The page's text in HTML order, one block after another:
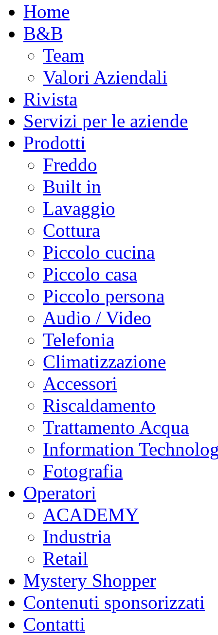
Home
B&B
Team
Valori Aziendali
Rivista
Servizi per le aziende
Prodotti
Freddo
Built in
Lavaggio
Cottura
Piccolo cucina
Piccolo casa
Piccolo persona
Audio / Video
Telefonia
Climatizzazione
Accessori
Riscaldamento
Trattamento Acqua
Information
Fotografia
Operatori
ACADEMY
Industria
Retail
Mystery Shopper
Contenuti sponsorizzati
Contatti